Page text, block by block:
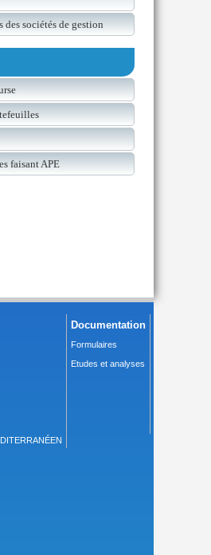
sociétés de gestion
faisant APE
Documentation
Formulaires
Etudes et analyses